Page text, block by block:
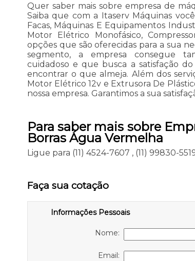
Quer saber mais sobre empresa de
Saiba que com a Itaserv Máquinas
Facas, Máquinas E Equipamentos
Motor Elétrico Monofásico,
opções que são oferecidas para a sua
segmento, a empresa consegue
cuidadoso e que busca a satisfação
encontrar o que almeja. Além dos
Motor Elétrico 12v e Extrusora De
nossa empresa. Garantimos a sua
Para saber mais sobre
Borras Água Vermelha
Ligue para (11) 4524-7607 , (11) 99830-
Faça sua cotação
Informações Pessoais
Nome:
Email: